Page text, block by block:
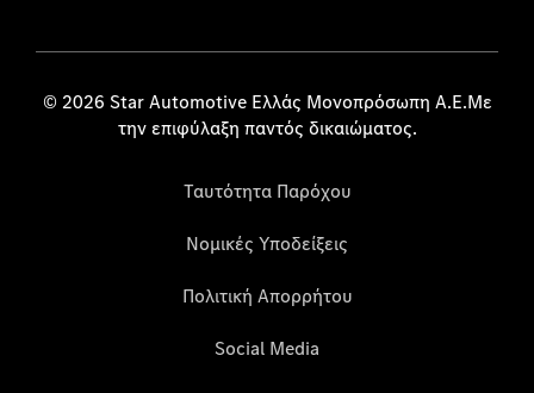
© 2026 Star Automotive Ελλάς Μονοπρόσωπη Α.Ε.Με
την επιφύλαξη παντός δικαιώματος.
Ταυτότητα Παρόχου
Νομικές Υποδείξεις
Πολιτική Απορρήτου
Social Media